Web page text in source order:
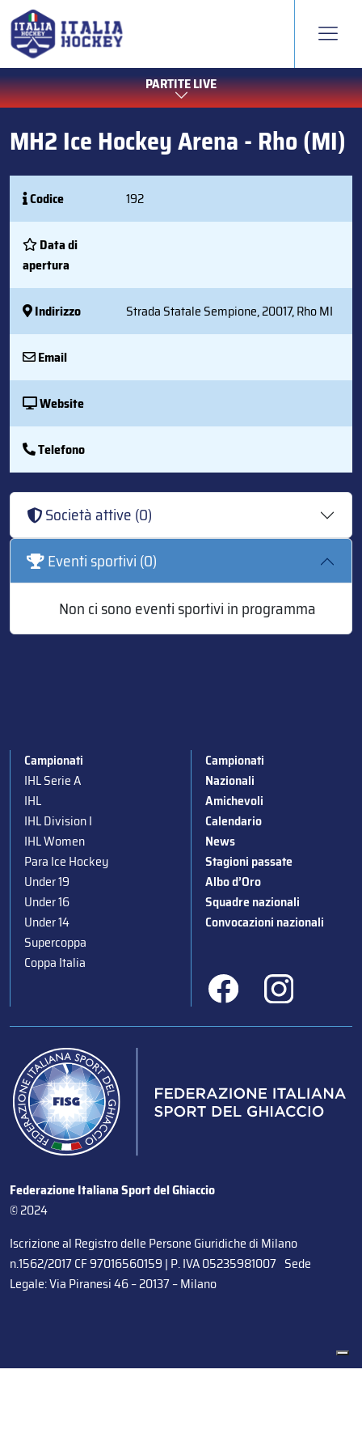
PARTITE LIVE
MH2 Ice Hockey Arena - Rho (MI)
Codice 192
Data di
apertura
Indirizzo Strada Statale Sempione, 20017, Rho MI
Email
Website
Telefono
Società attive (0)
Eventi sportivi (0)
Non ci sono eventi sportivi in programma
Campionati
IHL Serie A
IHL
IHL Division I
IHL Women
Para Ice Hockey
Under 19
Under 16
Under 14
Supercoppa
Coppa Italia
Campionati
Nazionali
Amichevoli
Calendario
News
Stagioni passate
Albo d’Oro
Squadre nazionali
Convocazioni nazionali
Federazione Italiana Sport del Ghiaccio
© 2024
Iscrizione al Registro delle Persone Giuridiche di Milano
n.1562/2017 CF 97016560159 | P. IVA 05235981007 Sede
Legale: Via Piranesi 46 – 20137 – Milano